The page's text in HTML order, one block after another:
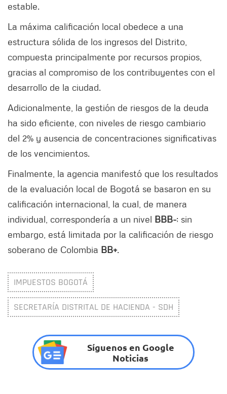
estable.
La máxima calificación local obedece a una
estructura sólida de los ingresos del Distrito,
compuesta principalmente por recursos propios,
gracias al compromiso de los contribuyentes con el
desarrollo de la ciudad.
Adicionalmente, la gestión de riesgos de la deuda
ha sido eficiente, con niveles de riesgo cambiario
del 2% y ausencia de concentraciones significativas
de los vencimientos.
Finalmente, la agencia manifestó que los resultados
de la evaluación local de Bogotá se basaron en su
calificación internacional, la cual, de manera
individual, correspondería a un nivel BBB-; sin
embargo, está limitada por la calificación de riesgo
soberano de Colombia BB+.
IMPUESTOS BOGOTÁ
SECRETARÍA DISTRITAL DE HACIENDA - SDH
Síguenos en Google
Noticias